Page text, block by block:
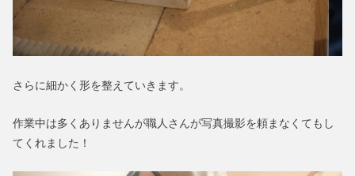
さらに細かく形を整えていきます。
作業中は多くありませんが職人さんが写真撮影を頼まなくてもし
てくれました！